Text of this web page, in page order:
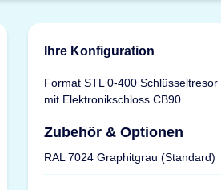
Ihre Konfiguration
Format STL 0-400 Schlüsseltresor
mit Elektronikschloss CB90
Zubehör & Optionen
RAL 7024 Graphitgrau (Standard)